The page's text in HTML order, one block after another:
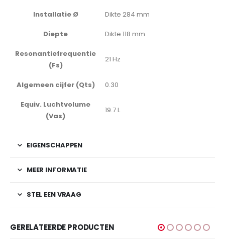
Installatie Ø Dikte 284 mm
Diepte Dikte 118 mm
Resonantiefrequentie
(Fs)
21 Hz
Algemeen cijfer (Qts) 0.30
Equiv. Luchtvolume
(Vas)
19.7 L
EIGENSCHAPPEN
MEER INFORMATIE
STEL EEN VRAAG
GERELATEERDE PRODUCTEN